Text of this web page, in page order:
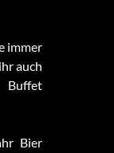
immer
auch
Bier